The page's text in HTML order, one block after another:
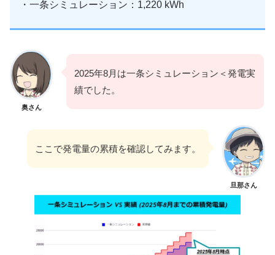
・一条シミュレーション：1,220 kWh
奥さん
2025年8月は一条シミュレーション＜発電実
績でした。
旦那さん
ここで発電量の累積を確認してみます。